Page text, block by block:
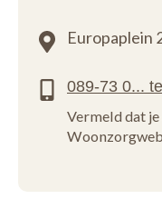
Europaplein
Vermeld dat